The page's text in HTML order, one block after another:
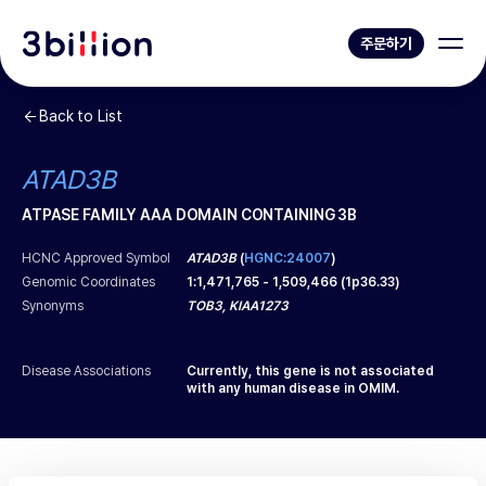
주문하기
Back to List
ATAD3B
ATPASE FAMILY AAA DOMAIN CONTAINING 3B
HCNC Approved Symbol ATAD3B(HGNC:24007)
Genomic Coordinates
1:1,471,765 - 1,509,466 (1p36.33)
Synonyms
TOB3, KIAA1273
Disease Associations
Currently, this gene is not associated
with any human disease in OMIM.